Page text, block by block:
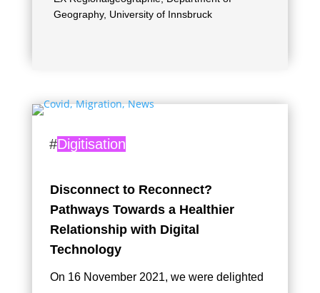
Geography, University of Innsbruck
#Digitisation
Disconnect to Reconnect?
Pathways Towards a Healthier
Relationship with Digital
Technology
On 16 November 2021, we were delighted